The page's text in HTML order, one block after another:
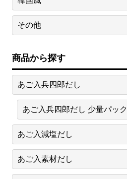
その他
商品から探す
あご入兵四郎だし
あご入兵四郎だし 少量パック
あご入減塩だし
あご入素材だし